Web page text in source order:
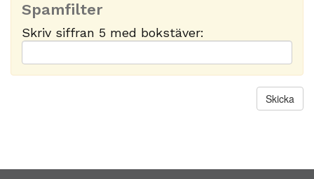
d
Spamfilter
Skriv siffran 5 med bokstäver: